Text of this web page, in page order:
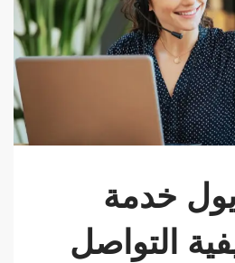
خدمة
التواصل